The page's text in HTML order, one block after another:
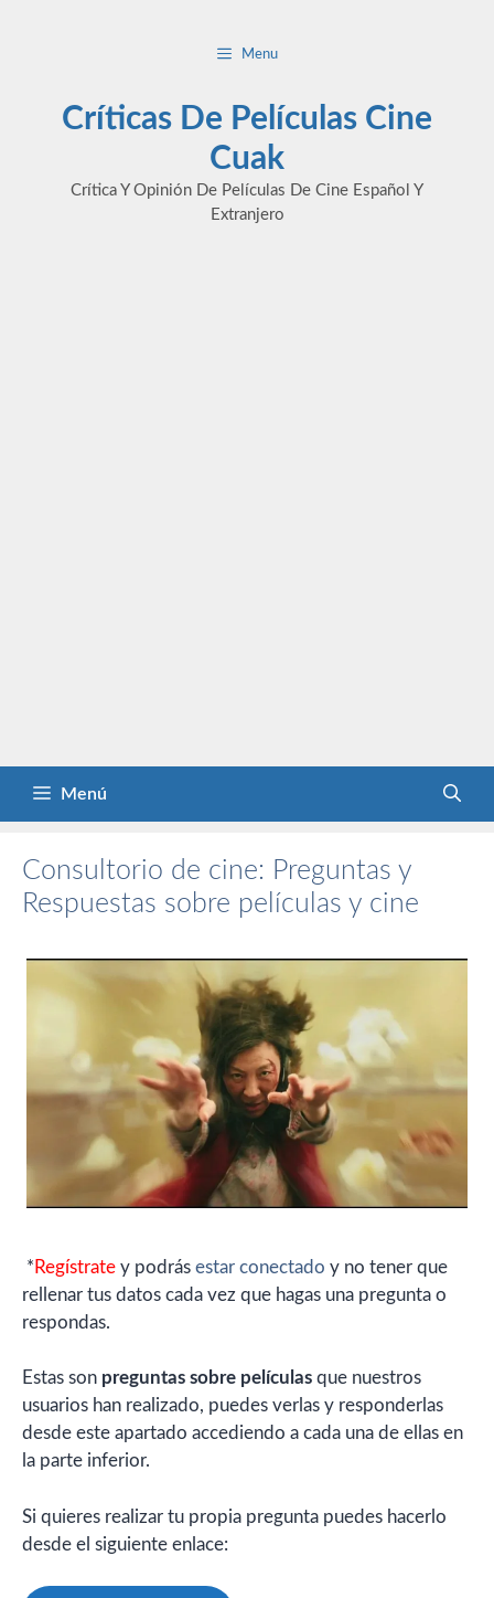
Menu
Críticas De Películas Cine
Cuak
Crítica Y Opinión De Películas De Cine Español Y
Extranjero
Menú
Consultorio de cine: Preguntas y
Respuestas sobre películas y cine
* Regístrate y podrás estar conectado y no tener que
rellenar tus datos cada vez que hagas una pregunta o
respondas.
Estas son preguntas sobre películas que nuestros
usuarios han realizado, puedes verlas y responderlas
desde este apartado accediendo a cada una de ellas en
la parte inferior.
Si quieres realizar tu propia pregunta puedes hacerlo
desde el siguiente enlace: